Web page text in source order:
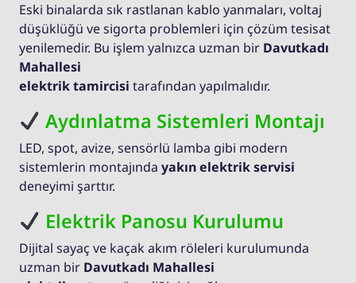
Eski binalarda sık rastlanan kablo yanmaları, voltaj
düşüklüğü ve sigorta problemleri için çözüm tesisat
yenilemedir. Bu işlem yalnızca uzman bir Davutkadı
Mahallesi
elektrik tamircisi tarafından yapılmalıdır.
Aydınlatma Sistemleri Montajı
LED, spot, avize, sensörlü lamba gibi modern
sistemlerin montajında yakın elektrik servisi
deneyimi şarttır.
Elektrik Panosu Kurulumu
Dijital sayaç ve kaçak akım röleleri kurulumunda
uzman bir Davutkadı Mahallesi